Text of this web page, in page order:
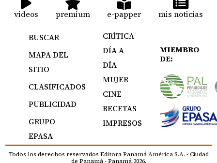
videos premium e-papper mis noticias
BUSCAR
MAPA DEL
SITIO
CLASIFICADOS
PUBLICIDAD
GRUPO
EPASA
CRÍTICA
DÍA A
DÍA
MUJER
CINE
RECETAS
IMPRESOS
MIEMBRO
DE:
Todos los derechos reservados Editora Panamá América S.A. - Ciudad
de Panamá - Panamá 2026.